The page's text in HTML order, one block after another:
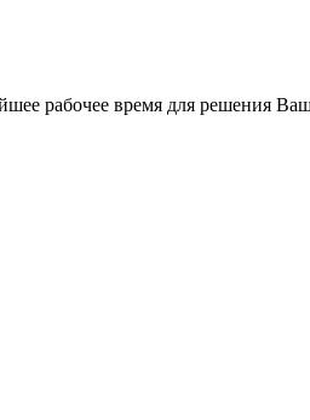
рабочее время для решения